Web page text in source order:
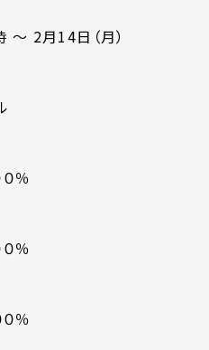
2月14日（月）
％
％
％